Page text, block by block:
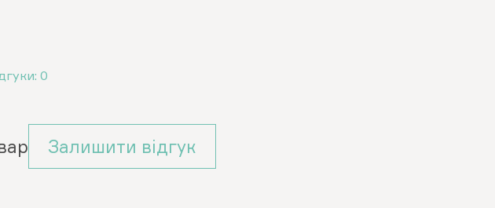
0
Залишити вiдгук